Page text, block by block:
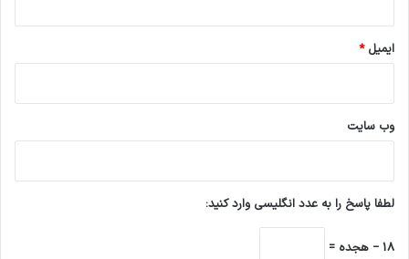
ه
ا
ی
ش
ت
ی
ا
ن
س
ایمیل*
وب‌ سایت
لطفا پاسخ را به عدد انگلیسی وارد کنید:
18 − هجده =